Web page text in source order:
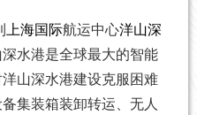
上海国际航运中心洋山深
水港是全球最大的智能
山深水港建设克服困难
集装箱装卸转运、无人